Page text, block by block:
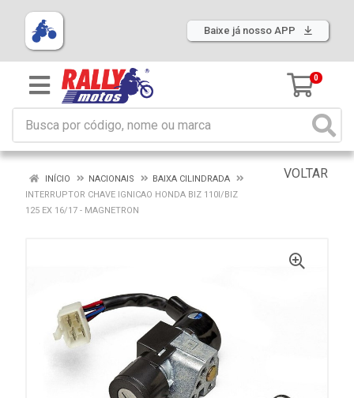
Baixe já nosso APP
0
VOLTAR
INÍCIO NACIONAIS
BAIXA CILINDRADA
INTERRUPTOR CHAVE IGNICAO HONDA BIZ 110I/BIZ
125 EX 16/17 - MAGNETRON